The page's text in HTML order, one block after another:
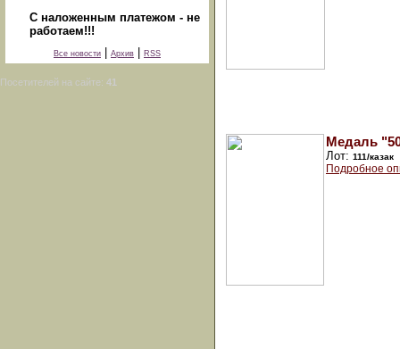
С наложенным платежом - не
работаем!!!
Все новости Архив RSS
Посетителей на сайте: 41
Медаль
Лот: 111/казак
Подробное